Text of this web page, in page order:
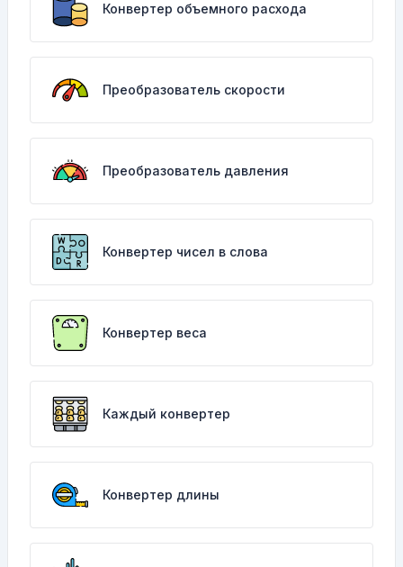
Конвертер объемного расхода
Преобразователь скорости
Преобразователь давления
Конвертер чисел в слова
Конвертер веса
Каждый конвертер
Конвертер длины